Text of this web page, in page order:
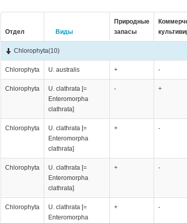
Отдел Виды
Природные
запасы
Chlorophyta(10)
Chlorophyta U. australis + -
Chlorophyta
U. clathrata [=
Enteromorpha
clathrata]
- +
Chlorophyta
U. clathrata [=
Enteromorpha
clathrata]
+ -
Chlorophyta
U. clathrata [=
Enteromorpha
clathrata]
+ -
Chlorophyta
U. clathrata [=
Enteromorpha
+ -